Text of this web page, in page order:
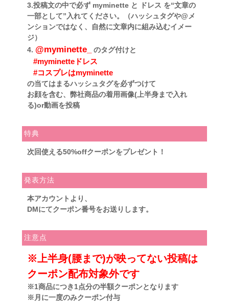
3.投稿文の中で必ず myminette と ドレス を“文章の
一部として”入れてください。（ハッシュタグや@メ
ンションではなく、自然に文章内に組み込むイメー
ジ）
4. @myminette_ のタグ付けと
#myminetteドレス
#コスプレはmyminette
の当てはまるハッシュタグを必ずつけて
お顔を含む、弊社商品の着用画像(上半身まで入れ
る)or動画を投稿
特典
次回使える50%offクーポンをプレゼント！
発表方法
本アカウントより、
DMにてクーポン番号をお送りします。
注意点
※上半身(腰まで)が映ってない投稿は
クーポン配布対象外です
※1商品につき1点分の半額クーポンとなります
※月に一度のみクーポン付与